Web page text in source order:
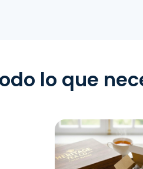
lo que